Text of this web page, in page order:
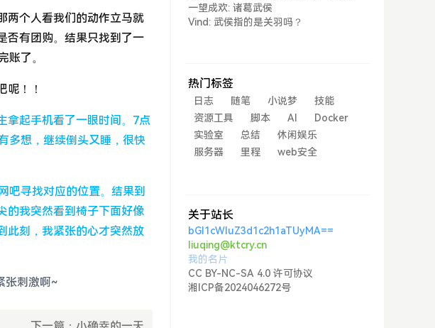
两个人看我们的动作立马就
否有团购。结果只找到了一
账了。
呢！！
拿起手机看了一眼时间。7点
多想，继续倒头又睡，很快
吧寻找对应的位置。结果到
的我突然看到椅子下面好像
此刻，我紧张的心才突然放
张刺激啊~
一望成欢: 诸葛武侯
Vind: 武侯指的是关羽吗？
热门标签
日志 随笔 小说梦
技能
资源工具
脚本 AI
Docker
实验室
总结
休闲娱乐
服务器
里程 web安全
关于站长
bGl1cWluZ3d1c2h1aTUyMA==
liuqing@ktcry.cn
我的名片
CC BY-NC-SA 4.0 许可协议
湘ICP备2024046272号